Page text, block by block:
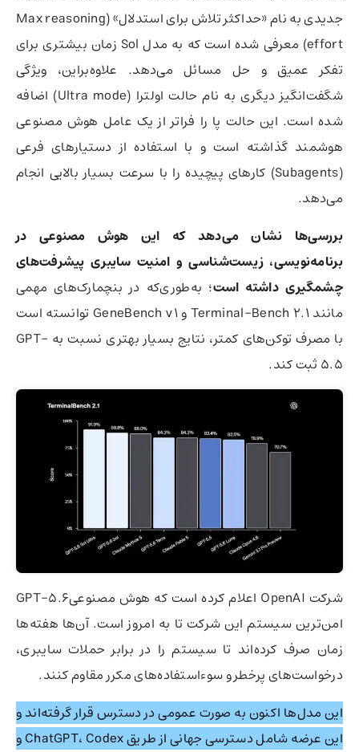
جدیدی به نام «حداکثر تلاش برای استدلال» (Max reasoning
effort) معرفی شده است که به مدل Sol زمان بیشتری برای
تفکر عمیق و حل مسائل می‌دهد. علاوه‌براین، ویژگی
شگفت‌انگیز دیگری به نام حالت اولترا (Ultra mode) اضافه
شده است. این حالت پا را فراتر از یک عامل هوش مصنوعی
هوشمند گذاشته است و با استفاده از دستیارهای فرعی
(Subagents) کارهای پیچیده را با سرعت بسیار بالایی انجام
می‌دهد.
بررسی‌ها نشان می‌دهد که این هوش مصنوعی در
برنامه‌نویسی، زیست‌شناسی و امنیت سایبری پیشرفت‌های
چشمگیری داشته است؛ به‌طوری‌که در بنچمارک‌های مهمی
مانند Terminal-Bench 2.1 و GeneBench v1 توانسته است
با مصرف توکن‌های کمتر، نتایج بسیار بهتری نسبت به GPT-
5.5 ثبت کند.
شرکت OpenAI اعلام کرده است که هوش مصنوعیGPT-5.6
امن‌ترین سیستم این شرکت تا به امروز است. آن‌ها هفته‌ها
زمان صرف کرده‌اند تا سیستم را در برابر حملات سایبری،
درخواست‌های پرخطر و سوءاستفاده‌های مکرر مقاوم کنند.
این مدل‌ها اکنون به صورت عمومی در دسترس قرار گرفته‌اند و
این عرضه شامل دسترسی جهانی از طریق ChatGPT، Codex و